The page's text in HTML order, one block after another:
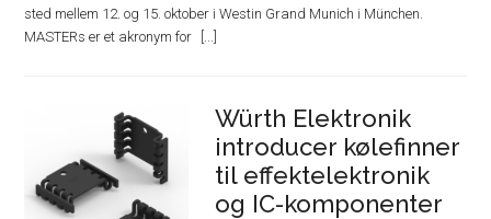
sted mellem 12. og 15. oktober i Westin Grand Munich i München.
MASTERs er et akronym for
Würth Elektronik
introducer kølefinner
til effektelektronik
og IC-komponenter